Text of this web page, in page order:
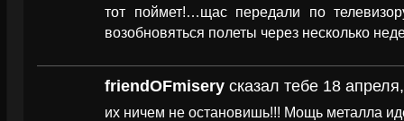
тот поймет!…щас передали по
возобновяться полеты через несколько
friendOFmisery сказал тебе 18
их ничем не остановишь!!! Мощь металла